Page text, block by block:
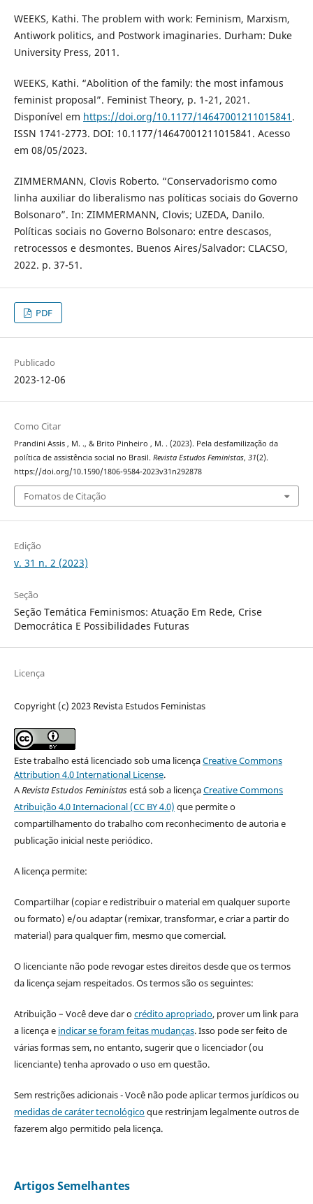
WEEKS, Kathi. The problem with work: Feminism, Marxism,
Antiwork politics, and Postwork imaginaries. Durham: Duke
University Press, 2011.
WEEKS, Kathi. “Abolition of the family: the most infamous
feminist proposal”. Feminist Theory, p. 1-21, 2021.
Disponível em https://doi.org/10.1177/14647001211015841 .
ISSN 1741-2773. DOI: 10.1177/14647001211015841. Acesso
em 08/05/2023.
ZIMMERMANN, Clovis Roberto. “Conservadorismo como
linha auxiliar do liberalismo nas políticas sociais do Governo
Bolsonaro”. In: ZIMMERMANN, Clovis; UZEDA, Danilo.
Políticas sociais no Governo Bolsonaro: entre descasos,
retrocessos e desmontes. Buenos Aires/Salvador: CLACSO,
2022. p. 37-51.
PDF
Publicado
2023-12-06
Como Citar
Prandini Assis , M. ., & Brito Pinheiro , M. . (2023). Pela desfamilização da
política de assistência social no Brasil. Revista Estudos Feministas, 31(2).
https://doi.org/10.1590/1806-9584-2023v31n292878
Fomatos de Citação
Edição
v. 31 n. 2 (2023)
Seção
Seção Temática Feminismos: Atuação Em Rede, Crise
Democrática E Possibilidades Futuras
Licença
Copyright (c) 2023 Revista Estudos Feministas
Este trabalho está licenciado sob uma licençaCreative Commons
Attribution 4.0 International License.
ARevista Estudos Feministasestá sob a licençaCreative Commons
Atribuição 4.0 Internacional (CC BY 4.0) que permite o
compartilhamento do trabalho com reconhecimento de autoria e
publicação inicial neste periódico.
A licença permite:
Compartilhar (copiar e redistribuir o material em qualquer suporte
ou formato) e/ou adaptar (remixar, transformar, e criar a partir do
material) para qualquer fim, mesmo que comercial.
O licenciante não pode revogar estes direitos desde que os termos
da licença sejam respeitados. Os termos são os seguintes:
Atribuição – Você deve dar ocrédito apropriado, prover um link para
a licença e indicar se foram feitas mudanças. Isso pode ser feito de
várias formas sem, no entanto, sugerir que o licenciador (ou
licenciante) tenha aprovado o uso em questão.
Sem restrições adicionais - Você não pode aplicar termos jurídicos ou
medidas de caráter tecnológicoque restrinjam legalmente outros de
fazerem algo permitido pela licença.
Artigos Semelhantes